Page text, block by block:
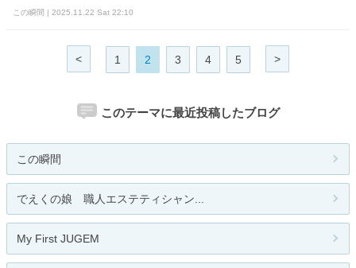
この瞬間 | 2025.11.22 Sat 22:10
< 1 2 3 4 5 >
このテーマに最近投稿したブログ
この瞬間
でえくの娘 職人エステティシャン...
My First JUGEM